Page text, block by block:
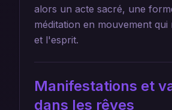
alors un acte sacré, une
méditation en mouvement
et l'esprit.
Manifestations et
dans les rêves